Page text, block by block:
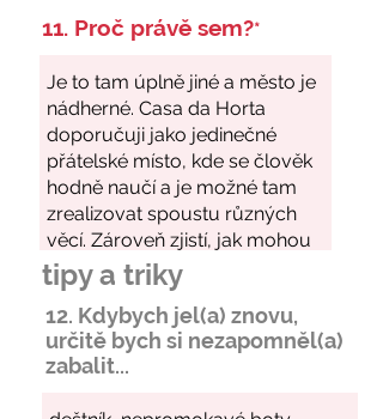
11. Proč právě sem?*
tipy a triky
12. Kdybych jel(a) znovu,
určitě bych si nezapomněl(a)
zabalit...